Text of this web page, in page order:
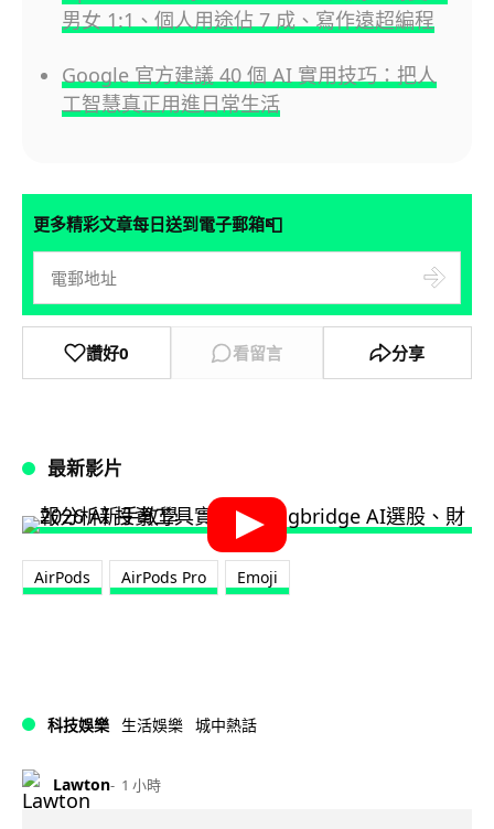
男女 1:1、個人用途佔 7 成、寫作遠超編程
Google 官方建議 40 個 AI 實用技巧：把人
工智慧真正用進日常生活
更多精彩文章每日送到電子郵箱📮
讚好0 看留言 分享
最新影片
AirPods AirPods Pro Emoji
科技娛樂 生活娛樂 城中熱話
Lawton 1 小時